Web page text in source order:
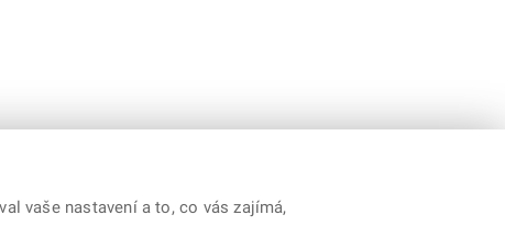
vaše nastavení a to, co vás zajímá,